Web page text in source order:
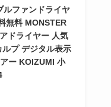
ルファンドライヤ
無料 MONSTER
ドライヤー 人気
プ デジタル表示
ー KOIZUMI 小